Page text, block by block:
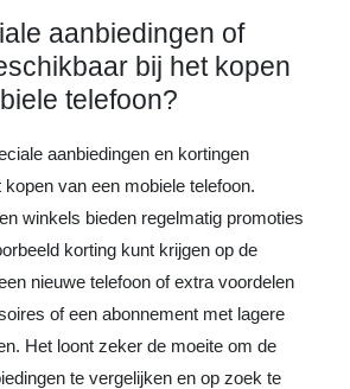
aanbiedingen of
bij het kopen
telefoon?
aanbiedingen en kortingen
van een mobiele telefoon.
winkels bieden regelmatig promoties
korting kunt krijgen op de
nieuwe telefoon of extra voordelen
of een abonnement met lagere
Het loont zeker de moeite om de
te vergelijken en op zoek te